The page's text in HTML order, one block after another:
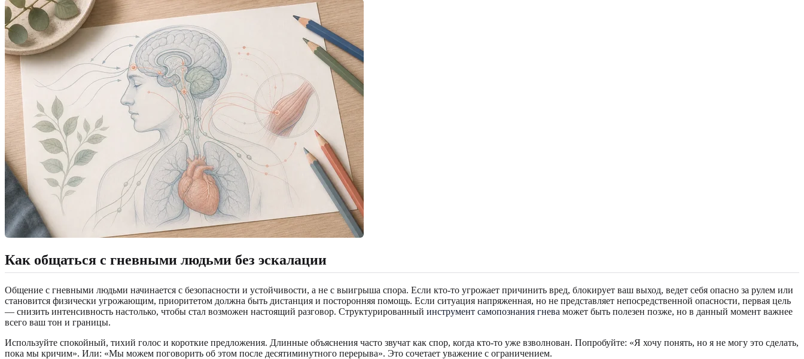
Как общаться с гневными людьми без эскалации
Общение с гневными людьми начинается с безопасности и устойчивости, а не с выигрыша спора. Если кто-то угрожает причинить вред, блокирует ваш выход, ведет себя опасно за рулем или
становится физически угрожающим, приоритетом должна быть дистанция и посторонняя помощь. Если ситуация напряженная, но не представляет непосредственной опасности, первая цель
— снизить интенсивность настолько, чтобы стал возможен настоящий разговор. Структурированный инструмент самопознания гнева может быть полезен позже, но в данный момент важнее
всего ваш тон и границы.
Используйте спокойный, тихий голос и короткие предложения. Длинные объяснения часто звучат как спор, когда кто-то уже взволнован. Попробуйте: «Я хочу понять, но я не могу это сделать,
пока мы кричим». Или: «Мы можем поговорить об этом после десятиминутного перерыва». Это сочетает уважение с ограничением.